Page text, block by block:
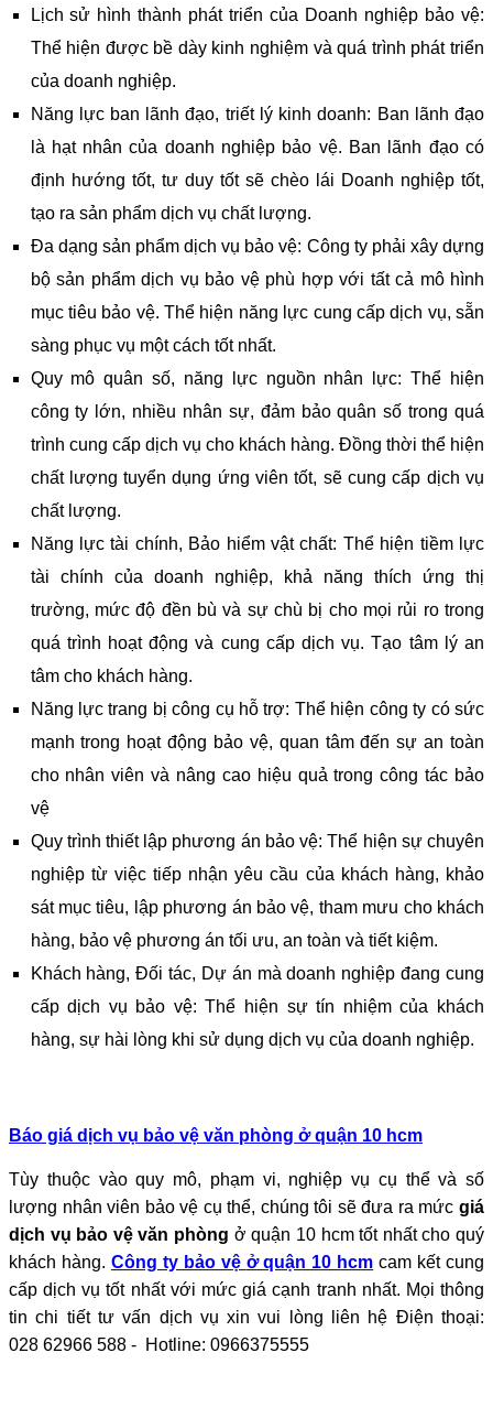
Lịch sử hình thành phát triển của Doanh nghiệp bảo vệ:
Thể hiện được bề dày kinh nghiệm và quá trình phát triển
của doanh nghiệp.
Năng lực ban lãnh đạo, triết lý kinh doanh: Ban lãnh đạo
là hạt nhân của doanh nghiệp bảo vệ. Ban lãnh đạo có
định hướng tốt, tư duy tốt sẽ chèo lái Doanh nghiệp tốt,
tạo ra sản phẩm dịch vụ chất lượng.
Đa dạng sản phẩm dịch vụ bảo vệ: Công ty phải xây dựng
bộ sản phẩm dịch vụ bảo vệ phù hợp với tất cả mô hình
mục tiêu bảo vệ. Thể hiện năng lực cung cấp dịch vụ, sẵn
sàng phục vụ một cách tốt nhất.
Quy mô quân số, năng lực nguồn nhân lực: Thể hiện
công ty lớn, nhiều nhân sự, đảm bảo quân số trong quá
trình cung cấp dịch vụ cho khách hàng. Đồng thời thể hiện
chất lượng tuyển dụng ứng viên tốt, sẽ cung cấp dịch vụ
chất lượng.
Năng lực tài chính, Bảo hiểm vật chất: Thể hiện tiềm lực
tài chính của doanh nghiệp, khả năng thích ứng thị
trường, mức độ đền bù và sự chù bị cho mọi rủi ro trong
quá trình hoạt động và cung cấp dịch vụ. Tạo tâm lý an
tâm cho khách hàng.
Năng lực trang bị công cụ hỗ trợ: Thể hiện công ty có sức
mạnh trong hoạt động bảo vệ, quan tâm đến sự an toàn
cho nhân viên và nâng cao hiệu quả trong công tác bảo
vệ
Quy trình thiết lập phương án bảo vệ: Thể hiện sự chuyên
nghiệp từ việc tiếp nhận yêu cầu của khách hàng, khảo
sát mục tiêu, lập phương án bảo vệ, tham mưu cho khách
hàng, bảo vệ phương án tối ưu, an toàn và tiết kiệm.
Khách hàng, Đối tác, Dự án mà doanh nghiệp đang cung
cấp dịch vụ bảo vệ: Thể hiện sự tín nhiệm của khách
hàng, sự hài lòng khi sử dụng dịch vụ của doanh nghiệp.
Báo giá dịch vụ bảo vệ văn phòng ở quận 10 hcm
Tùy thuộc vào quy mô, phạm vi, nghiệp vụ cụ thể và số
lượng nhân viên bảo vệ cụ thể, chúng tôi sẽ đưa ra mức giá
dịch vụ bảo vệ văn phòng ở quận 10 hcmtốt nhất cho quý
khách hàng. Công ty bảo vệ ở quận 10 hcm cam kết cung
cấp dịch vụ tốt nhất với mức giá cạnh tranh nhất. Mọi thông
tin chi tiết tư vấn dịch vụ xin vui lòng liên hệ Điện thoại:
028 62966 588 - Hotline: 0966375555